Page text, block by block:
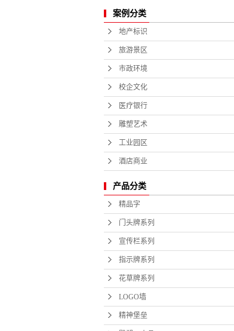
案例分类
地产标识
旅游景区
市政环境
校企文化
医疗银行
雕塑艺术
工业园区
酒店商业
产品分类
精品字
门头牌系列
宣传栏系列
指示牌系列
花草牌系列
LOGO墙
精神堡垒